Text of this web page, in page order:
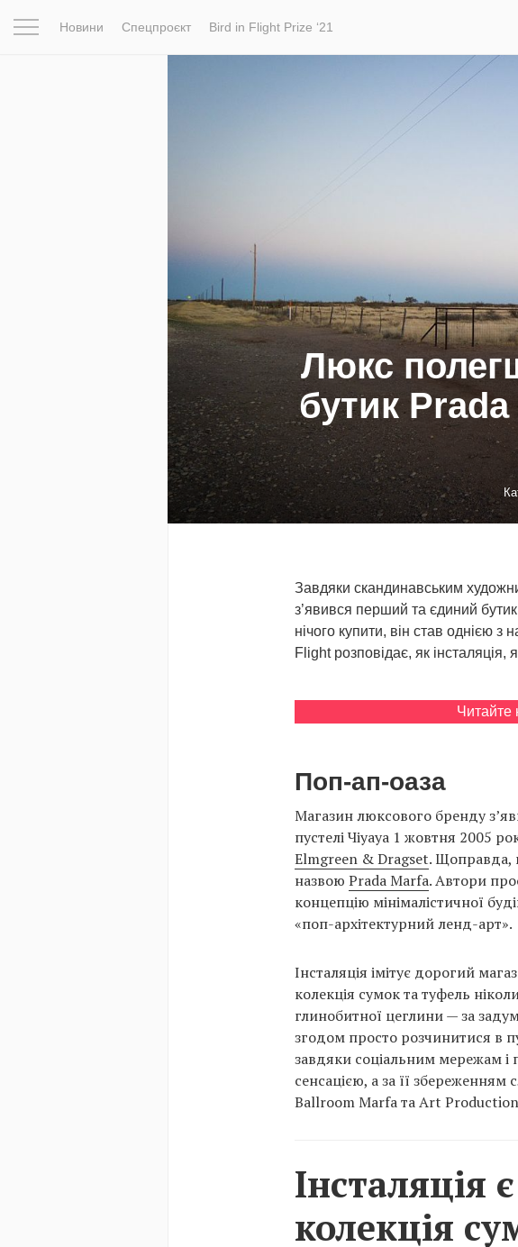
Новини Спецпроєкт Bird in Flight Prize ‘21
Професія
Люкс
бутик
Завдяки скандинавським
з’явився перший та єдиний
нічого купити, він став однією з
Flight розповідає, як інсталяція,
Читайте
Поп-ап-оаза
Магазин люксового бренду
пустелі Чіуауа 1 жовтня 2005
Elmgreen & Dragset. Щоправда,
назвою Prada Marfa. Автори
концепцію мінімалістичної
«поп-архітектурний ленд-арт».
Інсталяція імітує дорогий
колекція сумок та туфель
глинобитної цеглини — за
згодом просто розчинитися в
завдяки соціальним мережам і
сенсацією, а за її збереженням
Ballroom Marfa та Art
Інсталяція
колекція